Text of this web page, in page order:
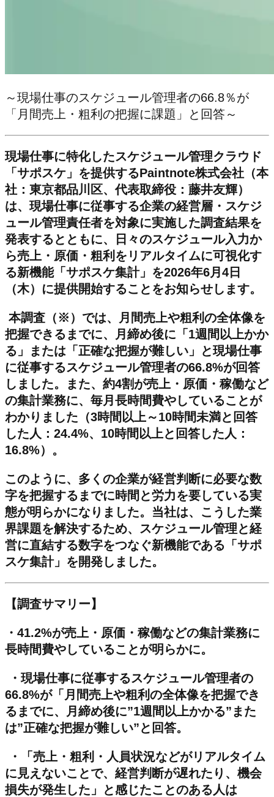
～現場仕事のスケジュール管理者の66.8％が
「月間売上・粗利の把握に課題」と回答～
現場仕事に特化したスケジュール管理クラウド
「サポスケ」を提供するPaintnote株式会社（本
社：東京都品川区、代表取締役：藤井友輝）
は、現場仕事に従事する企業の経営層・スケジ
ュール管理責任者を対象に実施した調査結果を
発表するとともに、日々のスケジュール入力か
ら売上・原価・粗利をリアルタイムに可視化す
る新機能「サポスケ集計」を2026年6月4日
（木）に提供開始することをお知らせします。
本調査（※）では、月間売上や粗利の全体像を
把握できるまでに、月締め後に「1週間以上かか
る」または「正確な把握が難しい」と現場仕事
に従事するスケジュール管理者の66.8%が回答
しました。また、約4割が売上・原価・稼働など
の集計業務に、毎月長時間費やしていることが
わかりました（3時間以上～10時間未満と回答
した人：24.4%、10時間以上と回答した人：
16.8%）。
このように、多くの企業が経営判断に必要な数
字を把握するまでに時間と労力を要している実
態が明らかになりました。当社は、こうした業
界課題を解決するため、スケジュール管理と経
営に直結する数字をつなぐ新機能である「サポ
スケ集計」を開発しました。
【調査サマリー】
・41.2%が売上・原価・稼働などの集計業務に
長時間費やしていることが明らかに。
・現場仕事に従事するスケジュール管理者の
66.8%が「月間売上や粗利の全体像を把握でき
るまでに、月締め後に”1週間以上かかる”また
は”正確な把握が難しい”と回答。
・「売上・粗利・人員状況などがリアルタイム
に見えないことで、経営判断が遅れたり、機会
損失が発生した」と感じたことのある人は